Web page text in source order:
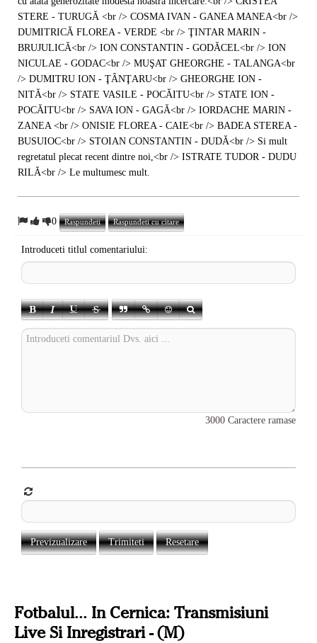
STERE - TURUGĂ <br /> COSMA IVAN - GANEA MANEA<br />
DUMITRICĂ FLOREA - VERDE <br /> ŢINTAR MARIN -
BRUJULICĂ<br /> ION CONSTANTIN - GODĂCEL<br /> ION
NICULAE - GODAC<br /> MUŞAT GHEORGHE - TALANGA<br
/> DUMITRU ION - ŢÂNŢARU<br /> GHEORGHE ION -
NITĂ<br /> STATE VASILE - POCĂITU<br /> STATE ION -
POCĂITU<br /> SAVA ION - GAGĂ<br /> IORDACHE MARIN -
ZANEA <br /> ONISIE FLOREA - CAIE<br /> BADEA STEREA -
BUSUIOC<br /> STOIAN CONSTANTIN - DUDĂ<br /> Si mult
regretatul plecat recent dintre noi,<br /> ISTRATE TUDOR - DUDU
RILĂ<br /> Le multumesc mult.
0 Raspundeti Raspundeti cu citare
Introduceti titlul comentariului:
3000 Caractere ramase
Previzualizare Trimiteti Resetare
Fotbalul... In Cernica: Transmisiuni
Live Si Inregistrari - (m)